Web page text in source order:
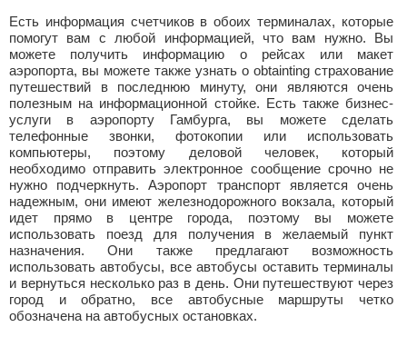
Есть информация счетчиков в обоих терминалах, которые
помогут вам с любой информацией, что вам нужно. Вы
можете получить информацию о рейсах или макет
аэропорта, вы можете также узнать о obtainting страхование
путешествий в последнюю минуту, они являются очень
полезным на информационной стойке. Есть также бизнес-
услуги в аэропорту Гамбурга, вы можете сделать
телефонные звонки, фотокопии или использовать
компьютеры, поэтому деловой человек, который
необходимо отправить электронное сообщение срочно не
нужно подчеркнуть. Аэропорт транспорт является очень
надежным, они имеют железнодорожного вокзала, который
идет прямо в центре города, поэтому вы можете
использовать поезд для получения в желаемый пункт
назначения. Они также предлагают возможность
использовать автобусы, все автобусы оставить терминалы
и вернуться несколько раз в день. Они путешествуют через
город и обратно, все автобусные маршруты четко
обозначена на автобусных остановках.